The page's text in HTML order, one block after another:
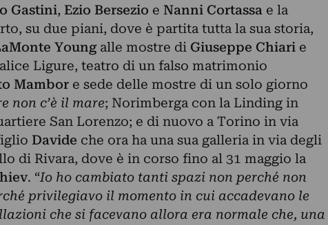
Gastini, Ezio Bersezio e Nanni Cortassae la
su due piani, dove è partita tutta la sua storia,
Youngalle mostre di Giuseppe Chiarie
Ligure, teatro di un falso matrimonio
Mambore sede delle mostre di un solo giorno
non c’è il mare; Norimberga con la Linding in
San Lorenzo; e di nuovo a Torino in via
Davide che ora ha una sua galleria in via degli
di Rivara, dove è in corso fino al 31 maggio la
. “Io ho cambiato tanti spazi non perché non
privilegiavo il momento in cui accadevano le
che si facevano allora era normale che, una